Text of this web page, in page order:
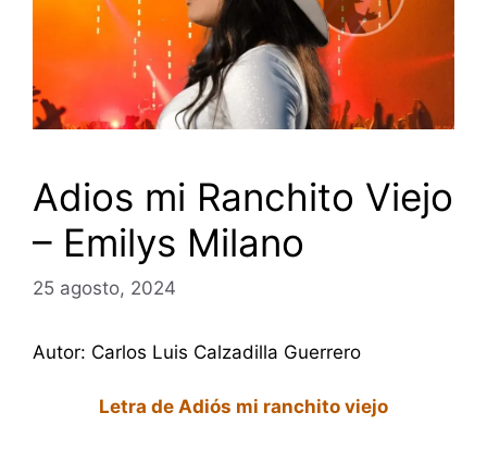
Adios mi Ranchito Viejo
– Emilys Milano
25 agosto, 2024
Autor: Carlos Luis Calzadilla Guerrero
Letra de Adiós mi ranchito viejo